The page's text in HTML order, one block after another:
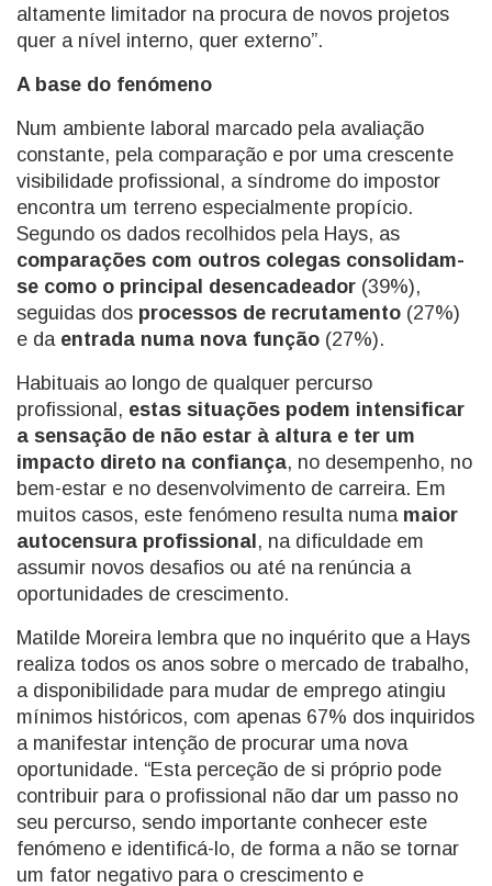
altamente limitador na procura de novos projetos
quer a nível interno, quer externo”.
A base do fenómeno
Num ambiente laboral marcado pela avaliação
constante, pela comparação e por uma crescente
visibilidade profissional, a síndrome do impostor
encontra um terreno especialmente propício.
Segundo os dados recolhidos pela Hays, as
comparações com outros colegas consolidam-
se como o principal desencadeador (39%),
seguidas dos processos de recrutamento (27%)
e da entrada numa nova função (27%).
Habituais ao longo de qualquer percurso
profissional, estas situações podem intensificar
a sensação de não estar à altura e ter um
impacto direto na confiança, no desempenho, no
bem-estar e no desenvolvimento de carreira. Em
muitos casos, este fenómeno resulta numa maior
autocensura profissional , na dificuldade em
assumir novos desafios ou até na renúncia a
oportunidades de crescimento.
Matilde Moreira lembra que no inquérito que a Hays
realiza todos os anos sobre o mercado de trabalho,
a disponibilidade para mudar de emprego atingiu
mínimos históricos, com apenas 67% dos inquiridos
a manifestar intenção de procurar uma nova
oportunidade. “Esta perceção de si próprio pode
contribuir para o profissional não dar um passo no
seu percurso, sendo importante conhecer este
fenómeno e identificá-lo, de forma a não se tornar
um fator negativo para o crescimento e